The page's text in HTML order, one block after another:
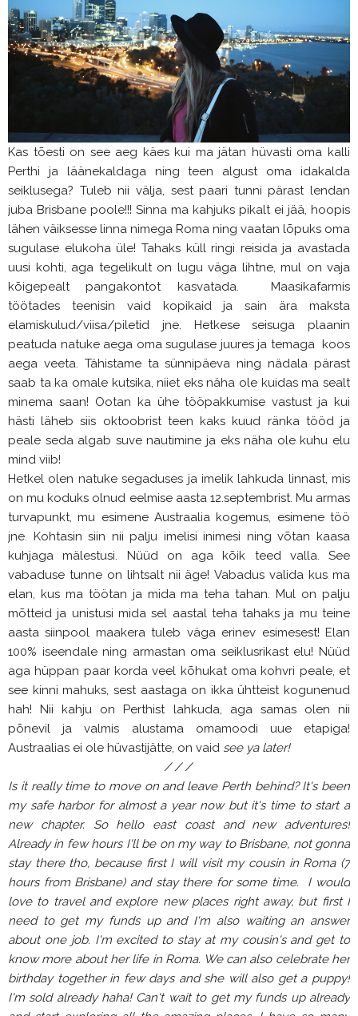
Kas tõesti on see aeg käes kui ma jätan hüvasti oma kalli
Perthi ja läänekaldaga ning teen algust oma idakalda
seiklusega? Tuleb nii välja, sest paari tunni pärast lendan
juba Brisbane poole!!! Sinna ma kahjuks pikalt ei jää, hoopis
lähen väiksesse linna nimega Roma ning vaatan lõpuks oma
sugulase elukoha üle! Tahaks küll ringi reisida ja avastada
uusi kohti, aga tegelikult on lugu väga lihtne, mul on vaja
kõigepealt pangakontot kasvatada. Maasikafarmis
töötades teenisin vaid kopikaid ja sain ära maksta
elamiskulud/viisa/piletid jne. Hetkese seisuga plaanin
peatuda natuke aega oma sugulase juures ja temaga koos
aega veeta. Tähistame ta sünnipäeva ning nädala pärast
saab ta ka omale kutsika, niiet eks näha ole kuidas ma sealt
minema saan! Ootan ka ühe tööpakkumise vastust ja kui
hästi läheb siis oktoobrist teen kaks kuud ränka tööd ja
peale seda algab suve nautimine ja eks näha ole kuhu elu
mind viib!
Hetkel olen natuke segaduses ja imelik lahkuda linnast, mis
on mu koduks olnud eelmise aasta 12.septembrist. Mu armas
turvapunkt, mu esimene Austraalia kogemus, esimene töö
jne. Kohtasin siin nii palju imelisi inimesi ning võtan kaasa
kuhjaga mälestusi. Nüüd on aga kõik teed valla. See
vabaduse tunne on lihtsalt nii äge! Vabadus valida kus ma
elan, kus ma töötan ja mida ma teha tahan. Mul on palju
mõtteid ja unistusi mida sel aastal teha tahaks ja mu teine
aasta siinpool maakera tuleb väga erinev esimesest! Elan
100% iseendale ning armastan oma seiklusrikast elu! Nüüd
aga hüppan paar korda veel kõhukat oma kohvri peale, et
see kinni mahuks, sest aastaga on ikka ühtteist kogunenud
hah! Nii kahju on Perthist lahkuda, aga samas olen nii
põnevil ja valmis alustama omamoodi uue etapiga!
Austraalias ei ole hüvastijätte, on vaid see ya later!
/ / /
Is it really time to move on and leave Perth behind? It's been
my safe harbor for almost a year now but it's time to start a
new chapter. So hello east coast and new adventures!
Already in few hours I'll be on my way to Brisbane, not gonna
stay there tho, because first I will visit my cousin in Roma (7
hours from Brisbane) and stay there for some time. I would
love to travel and explore new places right away, but first I
need to get my funds up and I'm also waiting an answer
about one job. I'm excited to stay at my cousin's and get to
know more about her life in Roma. We can also celebrate her
birthday together in few days and she will also get a puppy!
I'm sold already haha! Can't wait to get my funds up already